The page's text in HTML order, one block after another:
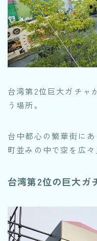
台湾第2位巨大ガチャ
う場所。
台中都心の繁華街に
町並みの中で空を広
台湾第2位の巨大ガ